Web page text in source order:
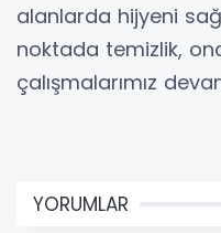
alanlarda hijyeni
noktada temizlik,
çalışmalarımız
YORUMLAR